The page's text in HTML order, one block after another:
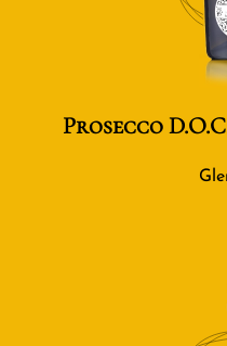
Prosecco